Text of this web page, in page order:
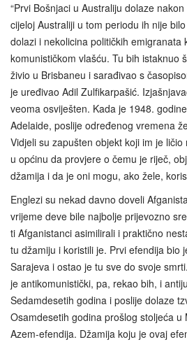
“Prvi Bošnjaci u Australiju dolaze
cijeloj Australiji u tom periodu ih nije
dolazi i nekolicina političkih emigranata
komunističkom vlašću. Tu bih istaknuo
živio u Brisbaneu i sarađivao s
je uređivao Adil Zulfikarpašić.
veoma osviješten. Kada je 1948.
Adelaide, poslije određenog vremena
Vidjeli su zapušten objekt koji im je
u općinu da provjere o čemu je riječ,
džamija i da je oni mogu, ako žele,
Englezi su nekad davno doveli
vrijeme deve bile najbolje prijevozno
ti Afganistanci asimilirali i praktično
tu džamiju i koristili je. Prvi efendija bio
Sarajeva i ostao je tu sve do svoje
je antikomunistički, pa, rekao bih, i
Sedamdesetih godina i poslije dolaze
Osamdesetih godina prošlog stoljeća u
Azem-efendija. Džamija koju je ovaj